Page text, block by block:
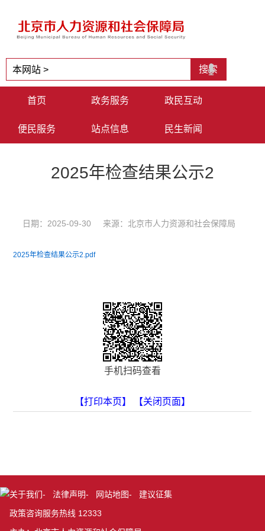
首页 政务服务 政民互动
便民服务 站点信息 民生新闻
2025年检查结果公示2
日期：2025-09-30 来源：北京市人力资源和社会保障局
2025年检查结果公示2.pdf
手机扫码查看
【打印本页】 【关闭页面】
关于我们- 法律声明- 网站地图- 建议征集
政策咨询服务热线 12333